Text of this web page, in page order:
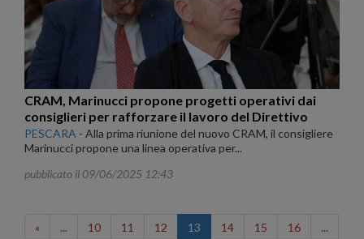
CRAM, Marinucci propone progetti operativi dai
consiglieri per rafforzare il lavoro del Direttivo
PESCARA - Alla prima riunione del nuovo CRAM, il consigliere
Marinucci propone una linea operativa per...
pubblicato il 09/06/2025 12:43
« ... 10 11 12 13 14 15 16
...